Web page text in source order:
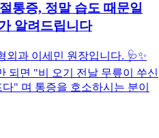
통증, 정말 습도 때문일
알려드립니다
외과 이세민 원장입니다. 🩺✨
되면 "비 오기 전날 무릎이 쑤신
" 며 통증을 호소하시는 분이